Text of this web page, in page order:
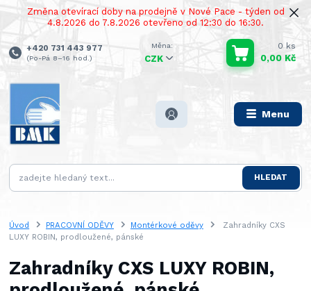
Změna otevírací doby na prodejně v Nové Pace - týden od
4.8.2026 do 7.8.2026 otevřeno od 12:30 do 16:30.
Menu
CZK
HLEDAT
+420 731 443 977
(Po-Pá 8–16 hod.)
0 ks
0,00 Kč
Úvod PRACOVNÍ ODĚVY Montérkové oděvy
Zahradníky CXS
LUXY ROBIN, prodloužené, pánské
Zahradníky CXS LUXY ROBIN,